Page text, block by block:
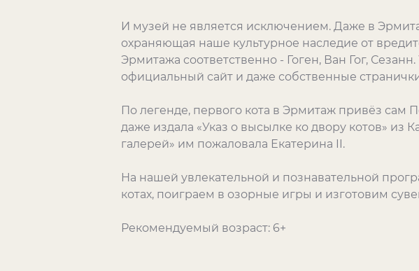
И музей не является исключением. Даже в
охраняющая наше культурное наследие от
Эрмитажа соответственно - Гоген, Ван Гог,
официальный сайт и даже собственные
По легенде, первого кота в Эрмитаж привёз сам
даже издала «Указ о высылке ко двору котов» из
галерей» им пожаловала Екатерина II.
На нашей увлекательной и познавательной
котах, поиграем в озорные игры и изготовим
Рекомендуемый возраст: 6+